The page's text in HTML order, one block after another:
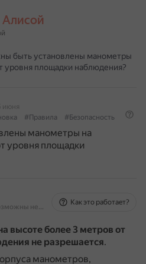
Алисой
быть установлены манометры
уровня площадки наблюдения?
июня
#Правила #Безопасность
манометры на
уровня площадки
На основе источников, возможны неточности
Как это работает?
высоте более 3 метров от
не разрешается.
манометров,